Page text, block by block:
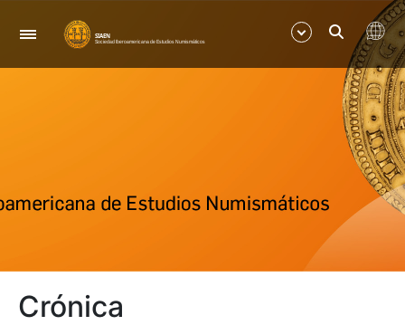
Navegació
Mostra/Amaga
Crónica